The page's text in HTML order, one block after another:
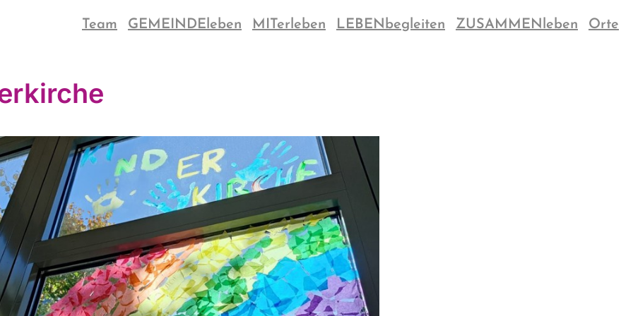
Team GEMEINDEleben MITerleben LEBENbegleiten ZUSAMMENleben Orte